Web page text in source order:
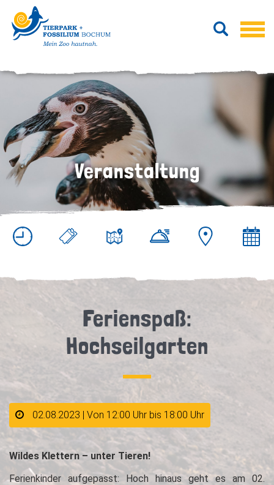
Veranstaltung
Ferienspaß:
Hochseilgarten
02.08.2023 | Von 12:00 Uhr bis 18:00 Uhr
Wildes Klettern – unter Tieren!
Ferienkinder aufgepasst: Hoch hinaus geht es am 02.